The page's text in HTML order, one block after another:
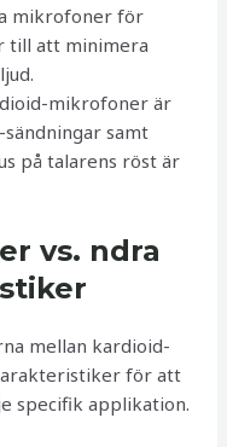
mikrofoner för
till att minimera
mikrofoner är
samt
på talarens röst är
vs. ndra
mellan kardioid-
för att
specifik applikation.